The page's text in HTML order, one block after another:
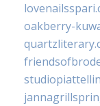
oakberry-